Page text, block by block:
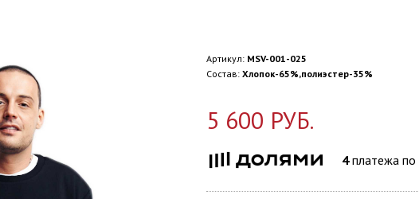
Артикул: MSV-001-025
Состав:Хлопок-65%,полиэстер-35%
5 600 РУБ.
4платежа по